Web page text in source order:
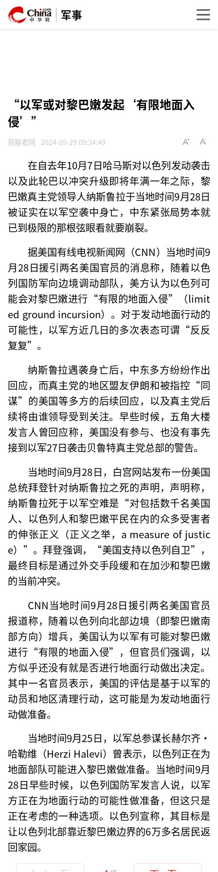
军事
“以军或对黎巴嫩发起‘有限地面入
侵’”
观察者网 2024-09-29 09:34:49
在自去年10月7日哈马斯对以色列发动袭击
以及此轮巴以冲突升级即将年满一年之际，黎
巴嫩真主党领导人纳斯鲁拉于当地时间9月28日
被证实在以军空袭中身亡，中东紧张局势本就
已到极限的那根弦眼看就要崩裂。
据美国有线电视新闻网（CNN）当地时间9
月28日援引两名美国官员的消息称，随着以色
列国防军向边境调动部队，美方认为以色列可
能会对黎巴嫩进行“有限的地面入侵”（limit
ed ground incursion）。对于发动地面行动的
可能性，以军方近几日的多次表态可谓“反反
复复”。
纳斯鲁拉遇袭身亡后，中东多方纷纷作出
回应，而真主党的地区盟友伊朗和被指控“同
谋”的美国等多方的后续回应，以及真主党后
续将由谁领导受到关注。早些时候，五角大楼
发言人曾回应称，美国没有参与、也没有事先
接到以军27日袭击贝鲁特真主党总部的警告。
当地时间9月28日，白宫网站发布一份美国
总统拜登针对纳斯鲁拉之死的声明，声明称，
纳斯鲁拉死于以军空难是“对包括数千名美国
人、以色列人和黎巴嫩平民在内的众多受害者
的伸张正义（正义之举，a measure of justic
e）”。拜登强调，“美国支持以色列自卫”，
最终目标是通过外交手段缓和在加沙和黎巴嫩
的当前冲突。
CNN当地时间9月28日援引两名美国官员
报道称，随着以色列向北部边境（即黎巴嫩南
部方向）增兵，美国认为以军有可能对黎巴嫩
进行“有限的地面入侵”，但官员们强调，以
方似乎还没有就是否进行地面行动做出决定。
其中一名官员表示，美国的评估是基于以军的
动员和地区清理行动，这可能是为发动地面行
动做准备。
当地时间9月25日，以军总参谋长赫尔齐·
哈勒维（Herzi Halevi）曾表示，以色列正在为
地面部队可能进入黎巴嫩做准备。当地时间9月
28日早些时候，以色列国防军发言人说，以军
方正在为地面行动的可能性做准备，但这只是
正在考虑的一种选项。以色列宣称，其目标是
让以色列北部靠近黎巴嫩边界的6万多名居民返
回家园。